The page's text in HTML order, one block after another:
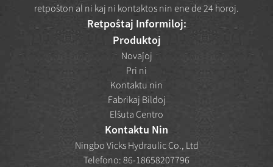
retpoŝton al ni kaj ni kontaktos nin ene de 24 horoj.
Retpoŝtaj Informiloj:
Produktoj
Novaĵoj
Pri ni
Kontaktu nin
Fabrikaj Bildoj
Elŝuta Centro
Kontaktu Nin
Ningbo Vicks Hydraulic Co., Ltd
Telefono: 86-18658207796